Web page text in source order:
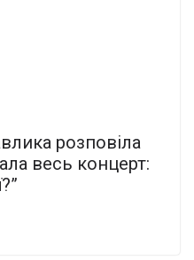
розповіла
весь концерт: